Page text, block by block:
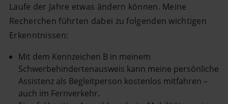
Laufe der Jahre etwas ändern können. Meine
Recherchen führten dabei zu folgenden wichtigen
Erkenntnissen:
Mit dem Kennzeichen B in meinem
Schwerbehindertenausweis kann meine persönliche
Assistenz als Begleitperson kostenlos mitfahren –
auch im Fernverkehr.